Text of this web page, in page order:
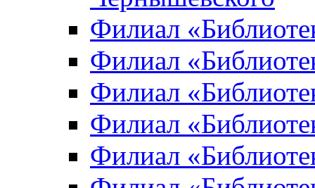
Филиал
Филиал
Филиал
Филиал
Филиал